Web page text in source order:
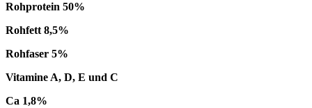
Rohprotein 50%
Rohfett 8,5%
Rohfaser 5%
Vitamine A, D, E und C
Ca 1,8%